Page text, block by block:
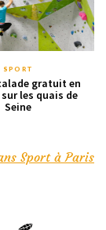
SPORT
gratuit en
les quais de
Seine
Sport à Paris